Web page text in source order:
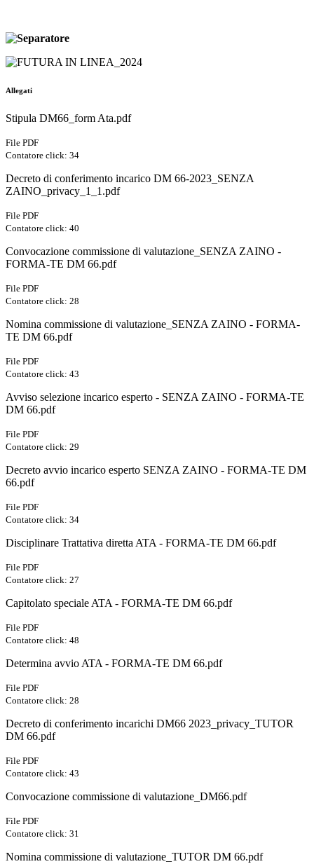
Allegati
Stipula DM66_form Ata.pdf
File PDF
Contatore click: 34
Decreto di conferimento incarico DM 66-2023_SENZA
ZAINO_privacy_1_1.pdf
File PDF
Contatore click: 40
Convocazione commissione di valutazione_SENZA ZAINO -
FORMA-TE DM 66.pdf
File PDF
Contatore click: 28
Nomina commissione di valutazione_SENZA ZAINO - FORMA-
TE DM 66.pdf
File PDF
Contatore click: 43
Avviso selezione incarico esperto - SENZA ZAINO - FORMA-TE
DM 66.pdf
File PDF
Contatore click: 29
Decreto avvio incarico esperto SENZA ZAINO - FORMA-TE DM
66.pdf
File PDF
Contatore click: 34
Disciplinare Trattativa diretta ATA - FORMA-TE DM 66.pdf
File PDF
Contatore click: 27
Capitolato speciale ATA - FORMA-TE DM 66.pdf
File PDF
Contatore click: 48
Determina avvio ATA - FORMA-TE DM 66.pdf
File PDF
Contatore click: 28
Decreto di conferimento incarichi DM66 2023_privacy_TUTOR
DM 66.pdf
File PDF
Contatore click: 43
Convocazione commissione di valutazione_DM66.pdf
File PDF
Contatore click: 31
Nomina commissione di valutazione_TUTOR DM 66.pdf